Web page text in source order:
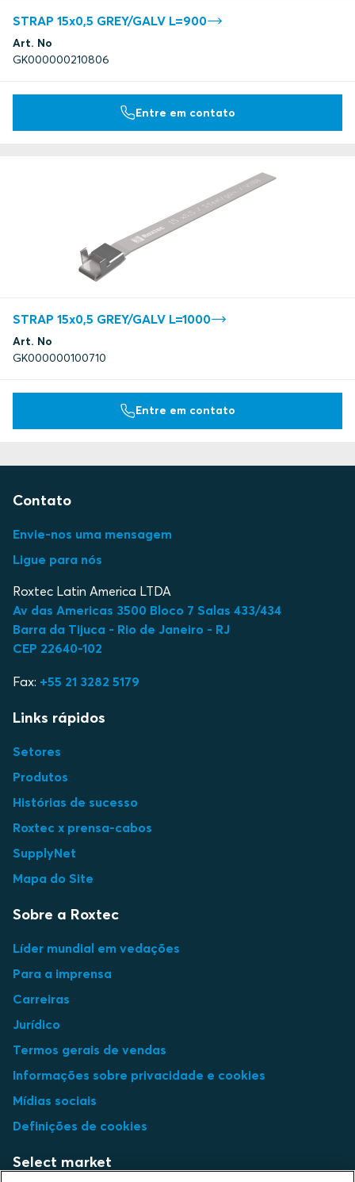
STRAP 15x0,5 GREY/GALV L=900
Art. No
GK000000210806
Entre em contato
STRAP 15x0,5 GREY/GALV L=1000
Art. No
GK000000100710
Entre em contato
Contato
Envie-nos uma mensagem
Ligue para nós
Roxtec Latin America LTDA
Av das Americas 3500 Bloco 7 Salas 433/434
Barra da Tijuca - Rio de Janeiro - RJ
CEP 22640-102
Fax: +55 21 3282 5179
Links rápidos
Setores
Produtos
Histórias de sucesso
Roxtec x prensa-cabos
SupplyNet
Mapa do Site
Sobre a Roxtec
Líder mundial em vedações
Para a imprensa
Carreiras
Jurídico
Termos gerais de vendas
Informações sobre privacidade e cookies
Mídias sociais
Definições de cookies
Select market